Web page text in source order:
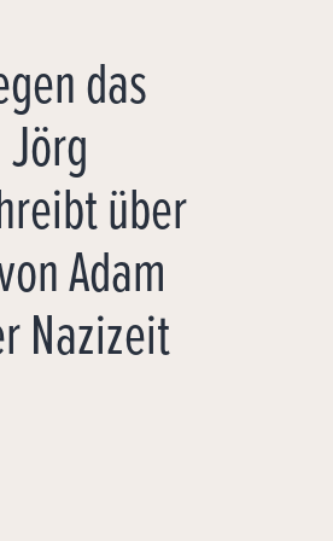
das
über
Adam
Nazizeit